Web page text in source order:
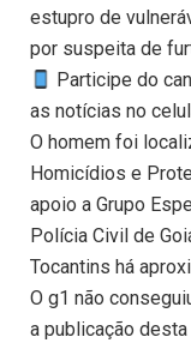
estupro de
por suspeita de
Participe do
as notícias no
O homem foi
Homicídios e
apoio a Grupo
Polícia Civil de
Tocantins há
O g1 não
a publicação